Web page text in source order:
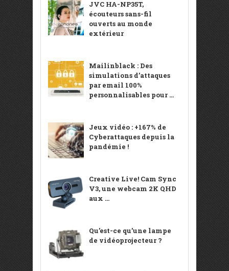
JVC HA-NP35T,
écouteurs sans-fil
ouverts au monde
extérieur
Mailinblack : Des
simulations d’attaques
par email 100%
personnalisables pour ...
Jeux vidéo : +167% de
Cyberattaques depuis la
pandémie !
Creative Live! Cam Sync
V3, une webcam 2K QHD
aux ...
Qu’est-ce qu’une lampe
de vidéoprojecteur ?